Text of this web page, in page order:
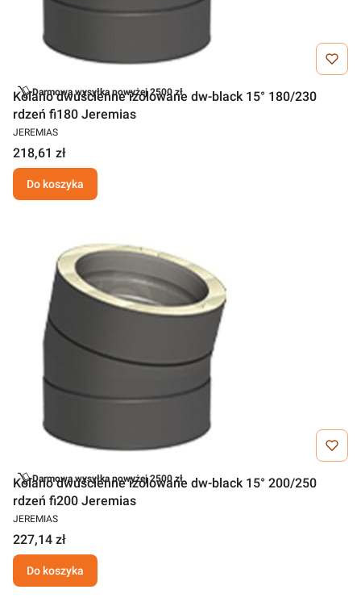
Darmowa wysyłka powyżej 2500 zł
Kolano dwuścienne izolowane dw-black 15° 180/230
rdzeń fi180 Jeremias
JEREMIAS
218,61 zł
Do koszyka
Darmowa wysyłka powyżej 2500 zł
Kolano dwuścienne izolowane dw-black 15° 200/250
rdzeń fi200 Jeremias
JEREMIAS
227,14 zł
Do koszyka